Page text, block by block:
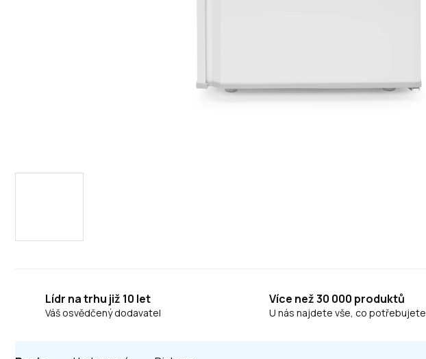
Lídr na trhu již 10 let
Váš osvědčený dodavatel
Více než 30 000 produktů
U nás najdete vše, co potřebujete